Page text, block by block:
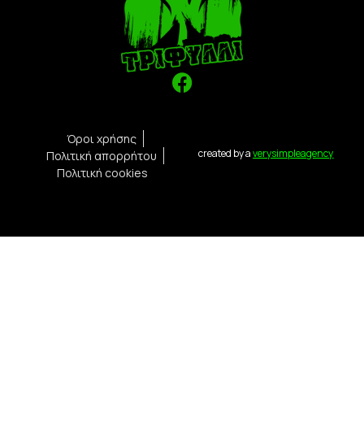
created by averysimpleagency
Όροι χρήσης
Πολιτική απορρήτου
Πολιτική cookies